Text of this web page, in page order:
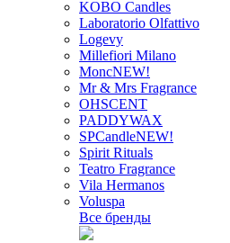
KOBO Candles
Laboratorio Olfattivo
Logevy
Millefiori Milano
MoncNEW!
Mr & Mrs Fragrance
OHSCENT
PADDYWAX
SPCandleNEW!
Spirit Rituals
Teatro Fragrance
Vila Hermanos
Voluspa
Все бренды